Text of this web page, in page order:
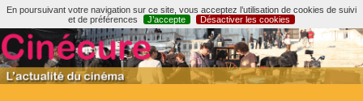
En poursuivant votre navigation sur ce site, vous acceptez l’utilisation de cookies de suivi
et de préférences
J’accepte Désactiver les cookies